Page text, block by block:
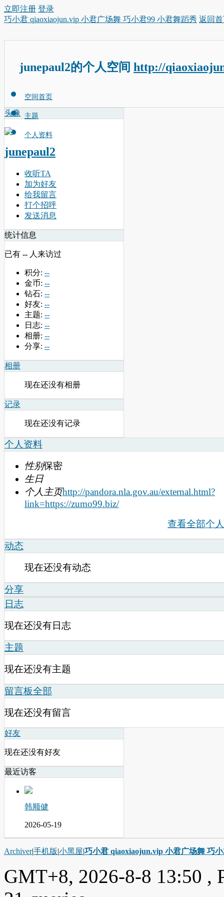
立即注册 登录
巧小君 qiaoxiaojun.vip 小君广场舞 巧小君99 小君舞蹈秀 返回
junepaul2的个人空间 http://
空间首页
主题
个人资料
头像
junepaul2
收听TA
加为好友
给我留言
打个招呼
发送消息
统计信息
已有 -- 人来访过
积分: --
金币: --
钻石: --
好友: --
主题: --
日志: --
相册: --
分享: --
相册
现在还没有相册
记录
现在还没有记录
个人资料
性别保密
生日
个人主页http://pandora.nla.gov.au/external.html?
link=https://zumo99.biz/
查看全部个
动态
现在还没有动态
分享
日志
现在还没有日志
主题
现在还没有主题
留言板全部
现在还没有留言
好友
现在还没有好友
最近访客
韩顺健
2026-05-19
Archiver|手机版|小黑屋|巧小君 qiaoxiaojun.vip 小君广场舞 巧
GMT+8, 2026-8-8 13:50 ,